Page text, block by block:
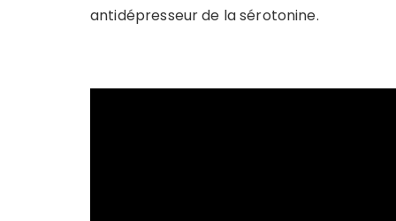
antidépresseur de la sérotonine.